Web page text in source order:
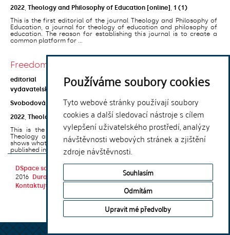
Používáme soubory cookies
Tyto webové stránky používají soubory
cookies a další sledovací nástroje s cílem
vylepšení uživatelského prostředí, analýzy
návštěvnosti webových stránek a zjištění
zdroje návštěvnosti.
Souhlasím
Odmítám
Upravit mé předvolby
2022 Theology and Philosophy of Education [online] 1 (1)
This is the first editorial of the journal Theology and Philosophy of
Education, a journal for theology of education and philosophy of
education. The reason for establishing this journal is to create a
common platform for ...
Freedom as an Aim of Education
editorial
embargo
vydavatelská verze
Svobodová, Zuzana
2022 Theology and Philosophy of Education [online],1 (2)
This is the second editorial of the first volume of the journal
Theology and Philosophy of Education. The title of this editorial
shows what could be seen as a common topic for all of the articles
published in this second ...
DSpace software
copyright © 2002-
2016 DuraSpace
Kontaktujte nás